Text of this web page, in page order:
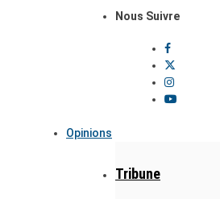
Nous Suivre
Opinions
Tribune